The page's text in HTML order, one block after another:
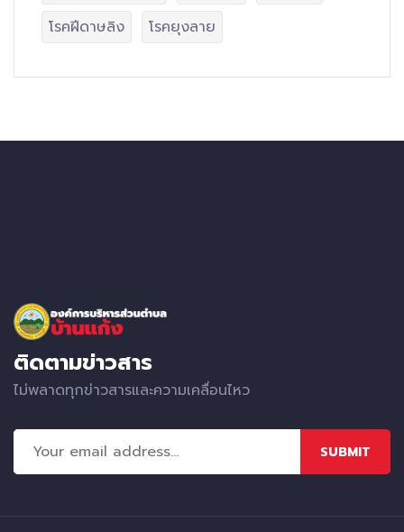
โรคฝีดาษลิง
โรคยุงลาย
ติดตามข่าวสาร
ไม่พลาดทุกข่าวสารและความเคลื่อนไหว
SUBMIT